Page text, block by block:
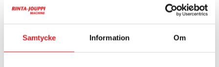
Samtycke Information Om
Hytttyp